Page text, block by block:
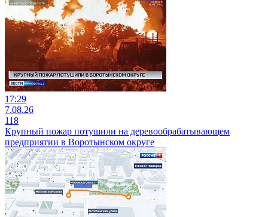
17:29
7.08.26
118
Крупный пожар потушили на деревообрабатывающем
предприятии в Воротынском округе